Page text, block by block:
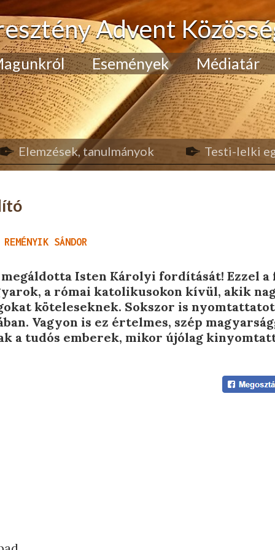
Advent
Események Médiatár
Elemzések, tanulmányok Testi-lelki
SÁNDOR
Isten Károlyi fordítását! Ezzel
a római katolikusokon kívül, akik
köteleseknek. Sokszor is
Vagyon is ez értelmes, szép
a tudós emberek, mikor újólag